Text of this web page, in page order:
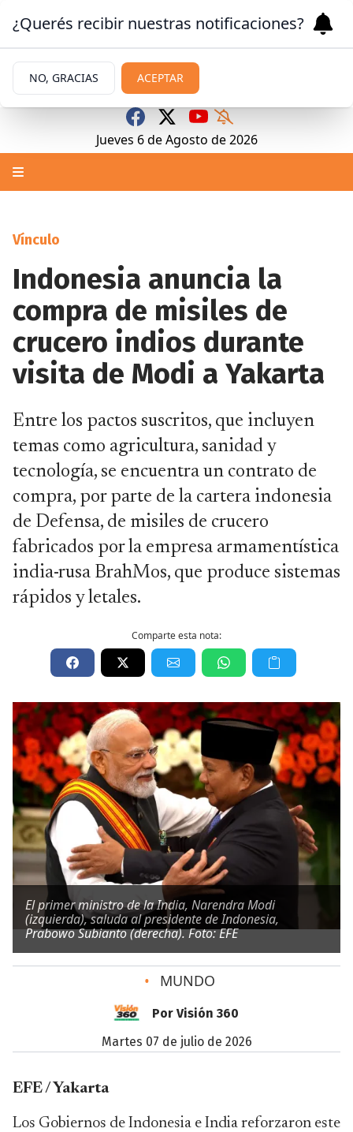
Jueves 6 de Agosto de 2026
Vínculo
Indonesia anuncia la
compra de misiles de
crucero indios durante
visita de Modi a Yakarta
Entre los pactos suscritos, que incluyen
temas como agricultura, sanidad y
tecnología, se encuentra un contrato de
compra, por parte de la cartera indonesia
de Defensa, de misiles de crucero
fabricados por la empresa armamentística
india-rusa BrahMos, que produce sistemas
rápidos y letales.
Comparte esta nota:
El primer ministro de la India, Narendra Modi
(izquierda), saluda al presidente de Indonesia,
Prabowo Subianto (derecha). Foto: EFE
• MUNDO
Por Visión 360
martes 07 de julio de 2026
EFE / Yakarta
Los Gobiernos de Indonesia e India reforzaron este
¿Querés recibir nuestras notificaciones?
NO, GRACIAS ACEPTAR